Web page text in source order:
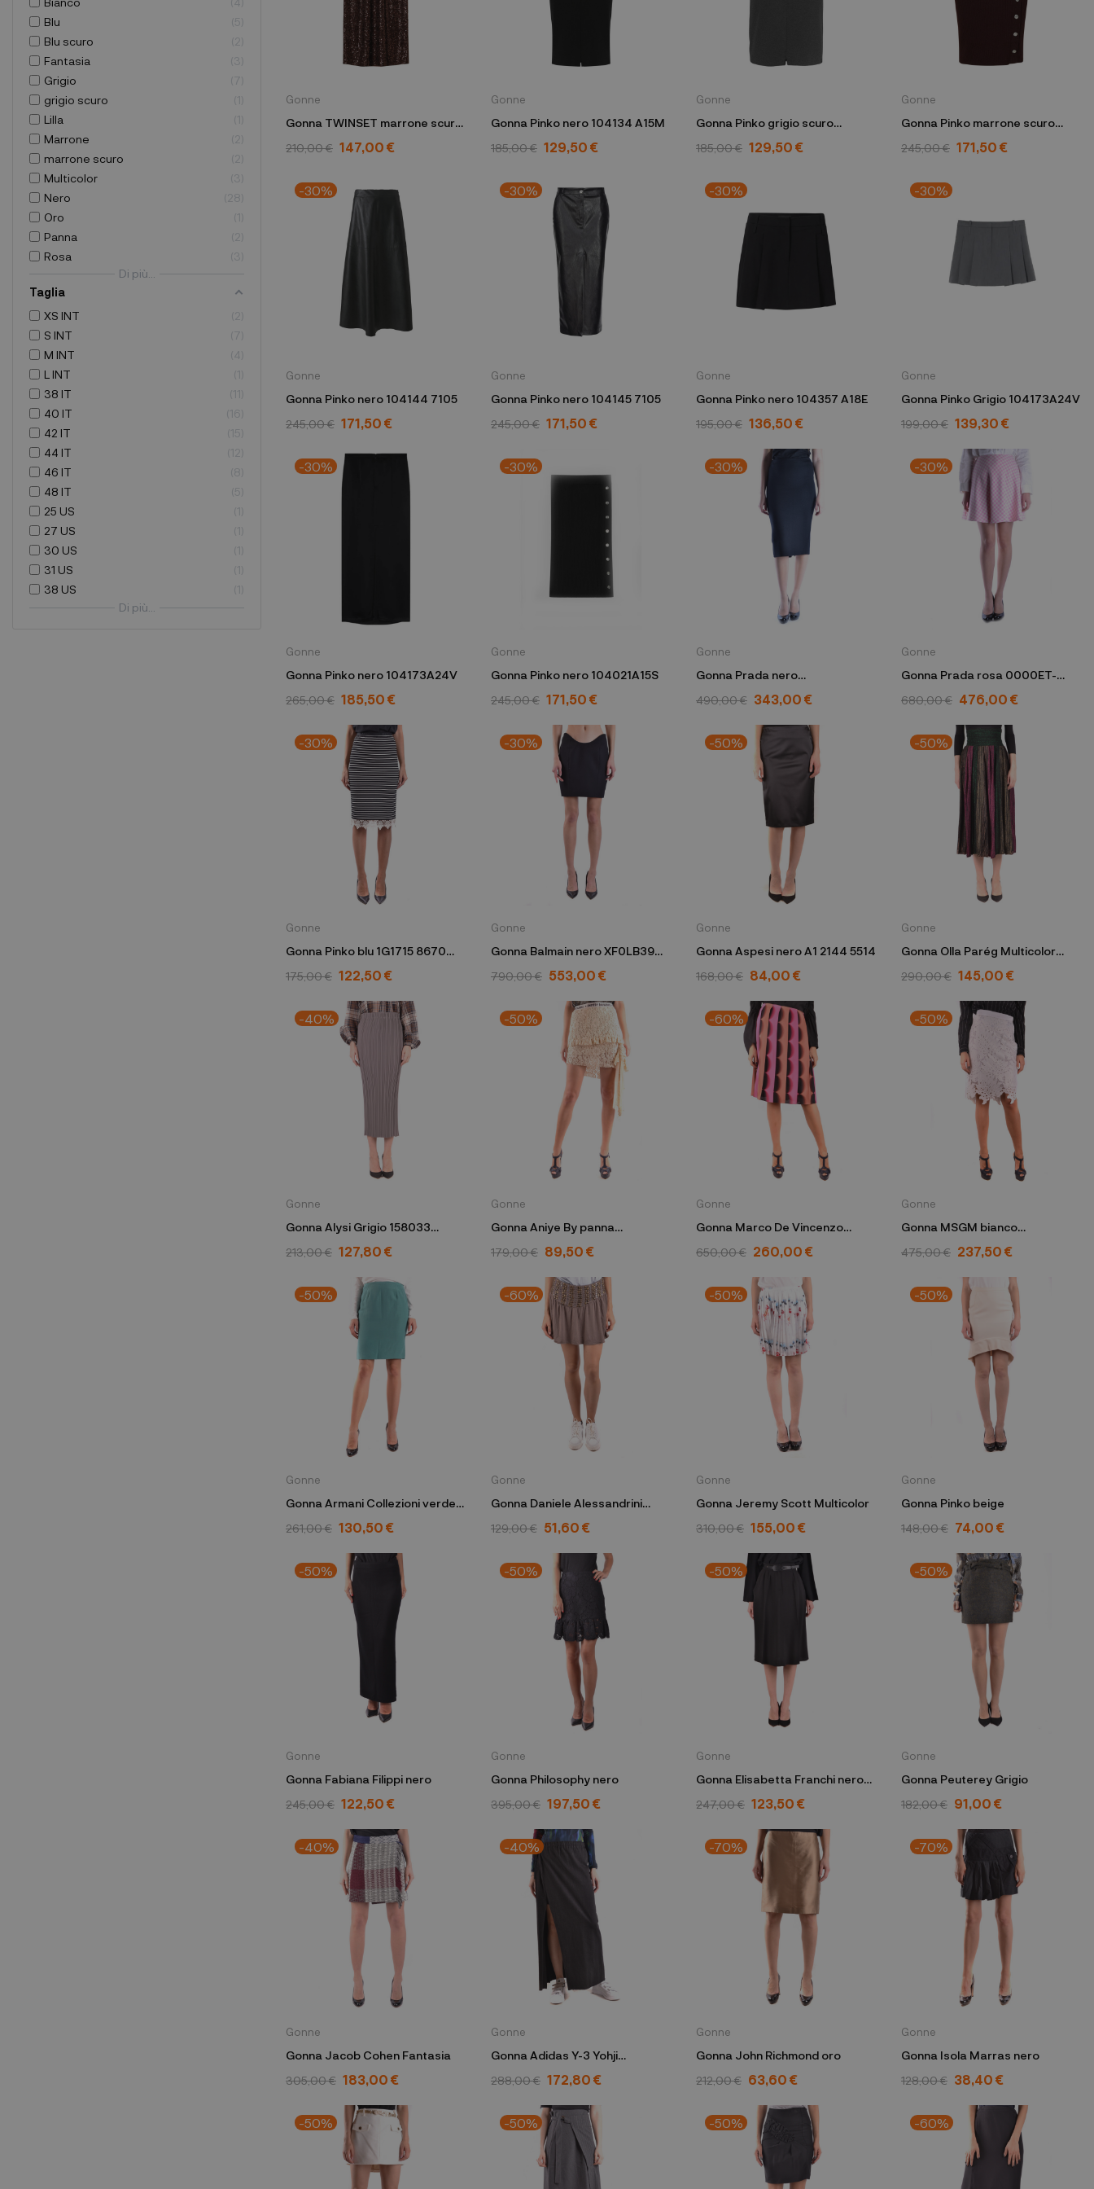
Blu
Blu scuro
Fantasia
3
Grigio
7
grigio scuro
1
Lilla
1
Marrone
marrone scuro
Multicolor
3
Nero
28
Oro
1
Panna
Rosa
3
Di più...
Taglia
XS INT
S INT
7
M INT
4
L INT
1
38 IT
11
40 IT
16
42 IT
15
44 IT
12
46 IT
8
48 IT
25 US
1
27 US
1
30 US
1
31 US
1
38 US
1
Di più...
Gonne
Gonna TWINSET marrone scuro
242TF2030
210,00 € 147,00 €
Gonne
Gonna Pinko nero 104134 A15M
185,00 € 129,50 €
Gonne
Gonna Pinko grigio scuro
104134 A15M I76
185,00 € 129,50 €
Gonne
Gonna Pinko marrone scuro
104021 A15S
245,00 € 171,50 €
-30%
Gonne
Gonna Pinko nero 104144 7105
245,00 € 171,50 €
-30%
Gonne
Gonna Pinko nero 104145 7105
245,00 € 171,50 €
-30%
Gonne
Gonna Pinko nero 104357 A18E
195,00 € 136,50 €
-30%
Gonne
Gonna Pinko Grigio 104173A24V
199,00 € 139,30 €
-30%
Gonne
Gonna Pinko nero 104173A24V
265,00 € 185,50 €
-30%
Gonne
Gonna Pinko nero 104021A15S
245,00 € 171,50 €
-30%
Gonne
Gonna Prada nero
AMAS2013280 121047S132MY9
490,00 € 343,00 €
-30%
Gonne
Gonna Prada rosa 0000ET-
Z05M7-0009
680,00 € 476,00 €
-30%
Gonne
Gonna Pinko blu 1G1715 8670
PUNTO ROMA RIGATO
175,00 € 122,50 €
-30%
Gonne
Gonna Balmain nero XF0LB394
WB05
790,00 € 553,00 €
-50%
Gonne
Gonna Aspesi nero A1 2144 5514
168,00 € 84,00 €
-50%
Gonne
Gonna Olla Parég Multicolor
2508
290,00 € 145,00 €
-40%
Gonne
Gonna Alysi Grigio 158033
A8225
213,00 € 127,80 €
-50%
Gonne
Gonna Aniye By panna
P8/8/185155
179,00 € 89,50 €
-60%
Gonne
Gonna Marco De Vincenzo
Multicolor MQ5194 A35T F123D
650,00 € 260,00 €
-50%
Gonne
Gonna MSGM bianco
2441MDD13 184121
475,00 € 237,50 €
-50%
Gonne
Gonna Armani Collezioni verde
GMN41T GM018
261,00 € 130,50 €
-60%
Gonne
Gonna Daniele Alessandrini
marrone
129,00 € 51,60 €
-50%
Gonne
Gonna Jeremy Scott Multicolor
310,00 € 155,00 €
-50%
Gonne
Gonna Pinko beige
148,00 € 74,00 €
-50%
Gonne
Gonna Fabiana Filippi nero
245,00 € 122,50 €
-50%
Gonne
Gonna Philosophy nero
395,00 € 197,50 €
-50%
Gonne
Gonna Elisabetta Franchi nero
GO-012-76E2-V249
247,00 € 123,50 €
-50%
Gonne
Gonna Peuterey Grigio
182,00 € 91,00 €
-40%
Gonne
Gonna Jacob Cohen Fantasia
305,00 € 183,00 €
-40%
Gonne
Gonna Adidas Y-3 Yohji
Yamamoto nero
288,00 € 172,80 €
-70%
Gonne
Gonna John Richmond oro
212,00 € 63,60 €
-70%
Gonne
Gonna Isola Marras nero
128,00 € 38,40 €
-50% -50% -50% -60%